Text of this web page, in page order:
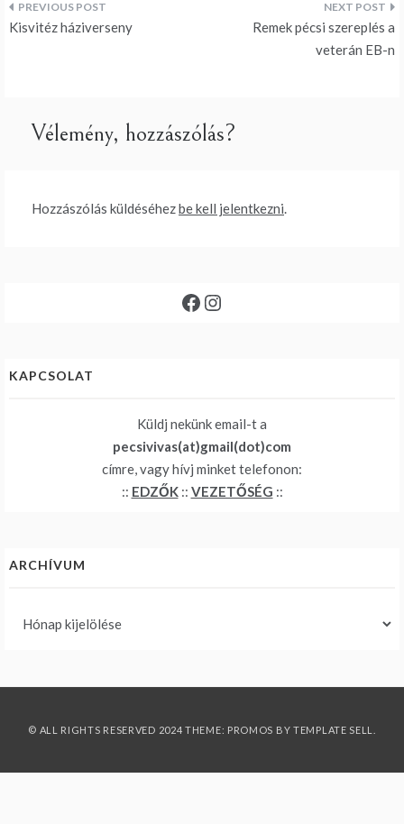
Bejegyzés
Kisvitéz háziverseny
Remek pécsi szereplés a
veterán EB-n
Vélemény, hozzászólás?
Hozzászólás küldéséhezbe kell jelentkezni.
Facebook
Instagram
KAPCSOLAT
Küldj nekünk email-t a
pecsivivas(at)gmail(dot)com
címre, vagy hívj minket telefonon:
:: EDZŐK:: VEZETŐSÉG ::
ARCHÍVUM
© ALL RIGHTS RESERVED 2024 THEME: PROMOS BY TEMPLATE SELL